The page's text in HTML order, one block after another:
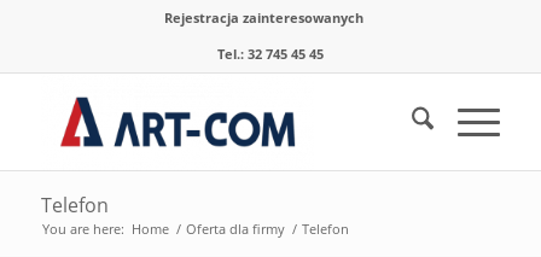
Rejestracja zainteresowanych
Tel.: 32 745 45 45
Telefon
You are here: Home / Oferta dla firmy / Telefon